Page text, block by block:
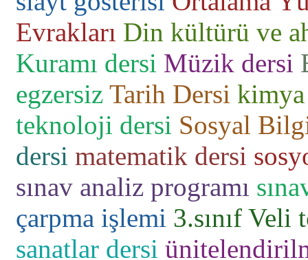
Evrakları Din kültürü ve
Kuramı dersi Müzik dersi
egzersiz Tarih Dersi
teknoloji dersi Sosyal
dersi matematik dersi
sınav analiz programı
çarpma işlemi 3.sınıf Veli
sanatlar dersi